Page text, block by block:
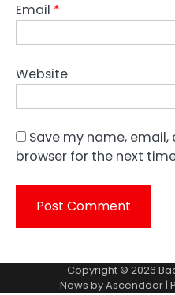
Email *
Website
Save my name,
browser for the next
Copyright © 2026
News byAscendoor|